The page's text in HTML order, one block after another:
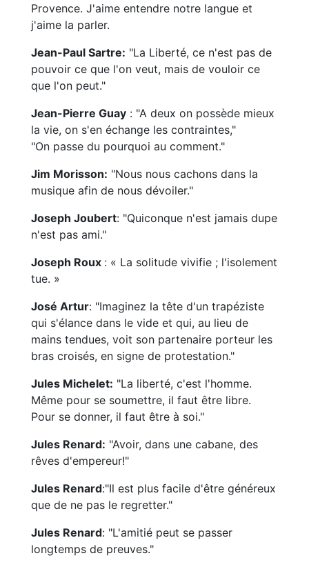
Provence. J'aime entendre notre langue et
j'aime la parler.
Jean-Paul Sartre: "La Liberté, ce n'est pas de
pouvoir ce que l'on veut, mais de vouloir ce
que l'on peut."
Jean-Pierre Guay : "A deux on possède mieux
la vie, on s'en échange les contraintes,"
"On passe du pourquoi au comment."
Jim Morisson: "Nous nous cachons dans la
musique afin de nous dévoiler."
Joseph Joubert: "Quiconque n'est jamais dupe
n'est pas ami."
Joseph Roux : « La solitude vivifie ; l'isolement
tue. »
José Artur: "Imaginez la tête d'un trapéziste
qui s'élance dans le vide et qui, au lieu de
mains tendues, voit son partenaire porteur les
bras croisés, en signe de protestation."
Jules Michelet: "La liberté, c'est l'homme.
Même pour se soumettre, il faut être libre.
Pour se donner, il faut être à soi."
Jules Renard: "Avoir, dans une cabane, des
rêves d'empereur!"
Jules Renard:"Il est plus facile d'être généreux
que de ne pas le regretter."
Jules Renard: "L'amitié peut se passer
longtemps de preuves."